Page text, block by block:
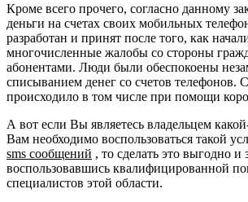
Кроме всего прочего, согласно данному
деньги на счетах своих мобильных
разработан и принят после того, как
многочисленные жалобы со стороны
абонентами. Люди были обеспокоены
списыванием денег со счетов телефонов.
происходило в том числе при помощи
А вот если Вы являетесь владельцем
Вам необходимо воспользоваться такой
sms сообщений , то сделать это выгодно
воспользовавшись квалифицированной
специалистов этой области.